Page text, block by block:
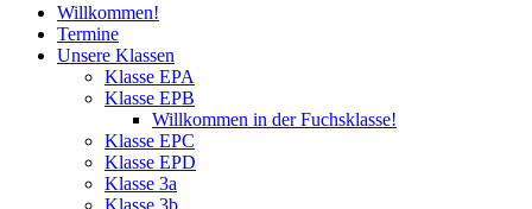
Willkommen!
Termine
Unsere Klassen
Klasse EPA
Klasse EPB
Willkommen in der Fuchsklasse!
Klasse EPC
Klasse EPD
Klasse 3a
Klasse 3b